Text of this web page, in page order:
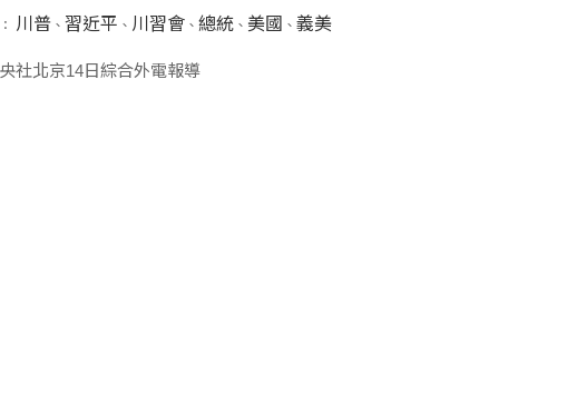
川普、 習近平 、 川習會、 總統、 美國 、 義美
社北京14日綜合外電報導